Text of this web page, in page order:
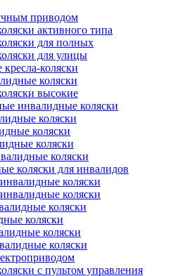
приводом
активного типа
для полных
для улицы
коляски
коляски
высокие
инвалидные коляски
коляски
коляски
коляски
коляски
коляски для инвалидов
коляски
коляски
коляски
коляски
коляски
коляски
с пультом управления